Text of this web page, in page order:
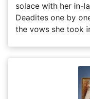
solace with her in-
Deadites one by
the vows she took